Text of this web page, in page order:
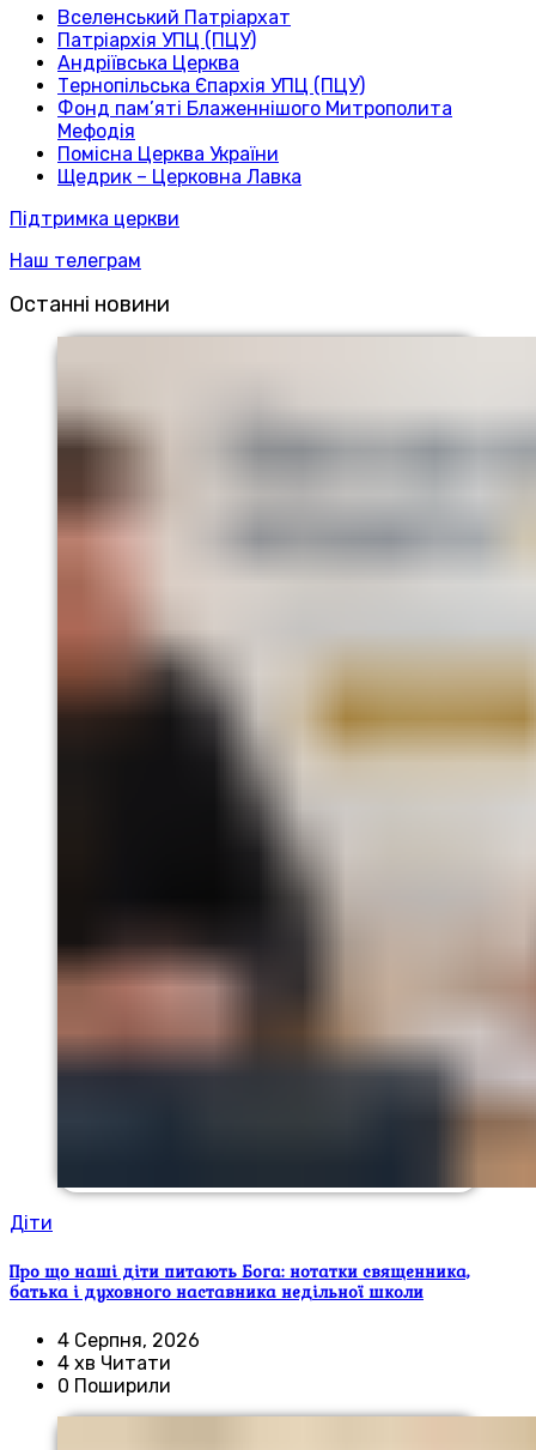
Вселенський Патріархат
Патріархія УПЦ (ПЦУ)
Андріївська Церква
Тернопільська Єпархія УПЦ (ПЦУ)
Фонд пам’яті Блаженнішого Митрополита
Мефодія
Помісна Церква України
Щедрик – Церковна Лавка
Підтримка церкви
Наш телеграм
Останні новини
Діти
Про що наші діти питають Бога: нотатки священника,
батька і духовного наставника недільної школи
4 Серпня, 2026
4 хв Читати
0 Поширили